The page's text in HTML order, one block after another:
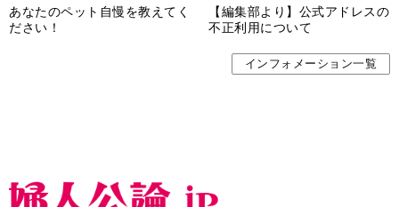
あなたのペット自慢を教えてく
ださい！
【編集部より】公式アドレスの
不正利用について
インフォメーション一覧